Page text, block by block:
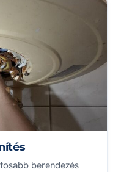
berendezés